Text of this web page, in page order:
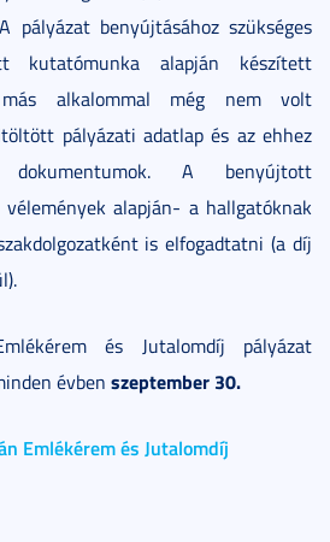
pályázat benyújtásához szükséges
kutatómunka alapján készített
más alkalommal még nem volt
pályázati adatlap és az ehhez
dokumentumok. A benyújtott
alapján- a hallgatóknak
is elfogadtatni (a díj
és Jutalomdíj pályázat
évben szeptember 30.
Emlékérem és Jutalomdíj